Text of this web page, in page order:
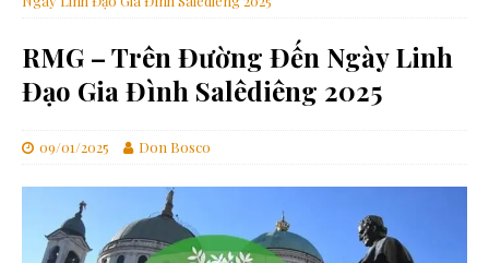
RMG – Trên Đường Đến Ngày Linh
Đạo Gia Đình Salêdiêng 2025
09/01/2025 Don Bosco